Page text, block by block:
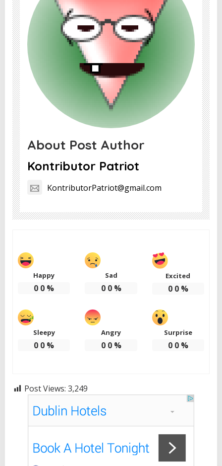
About Post Author
Kontributor Patriot
KontributorPatriot@gmail.com
Happy
0 0 %
Sad
0 0%
Excited
0 0%
Sleepy
0 0 %
Angry
0 0%
Surprise
0 0%
Post Views: 3,249